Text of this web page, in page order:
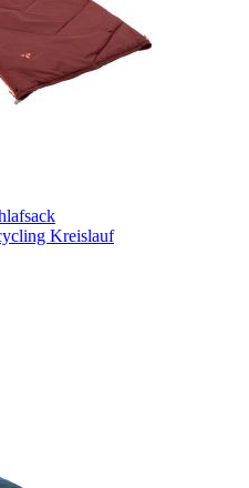
Kreislauf